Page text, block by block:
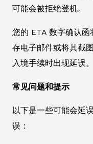
可能会被拒绝登机。
您的 ETA 数字确认
存电子邮件或将其截
入境手续时出现延误。
常见问题和提示
以下是一些可能会延
误：